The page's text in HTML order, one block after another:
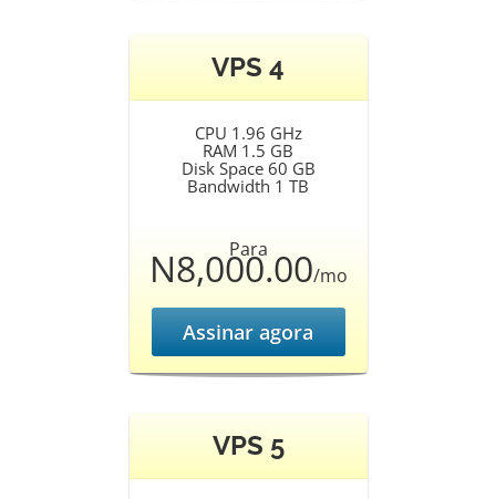
VPS 4
CPU 1.96 GHz
RAM 1.5 GB
Disk Space 60 GB
Bandwidth 1 TB
Para
N8,000.00/mo
Assinar agora
VPS 5